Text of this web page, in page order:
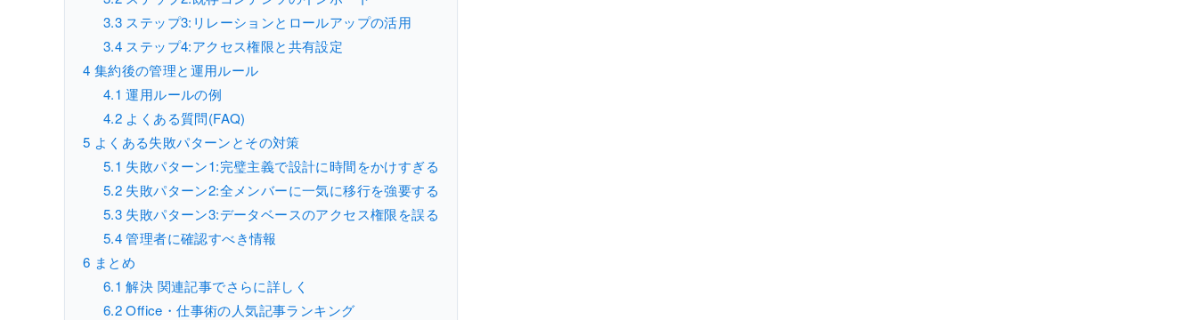
3.3 ステップ3:リレーションとロールアップの活用
3.4 ステップ4:アクセス権限と共有設定
4 集約後の管理と運用ルール
4.1 運用ルールの例
4.2 よくある質問(FAQ)
5 よくある失敗パターンとその対策
5.1 失敗パターン1:完璧主義で設計に時間をかけすぎる
5.2 失敗パターン2:全メンバーに一気に移行を強要する
5.3 失敗パターン3:データベースのアクセス権限を誤る
5.4管理者に確認すべき情報
6 まとめ
6.1 解決 関連記事でさらに詳しく
6.2Office・仕事術の人気記事ランキング